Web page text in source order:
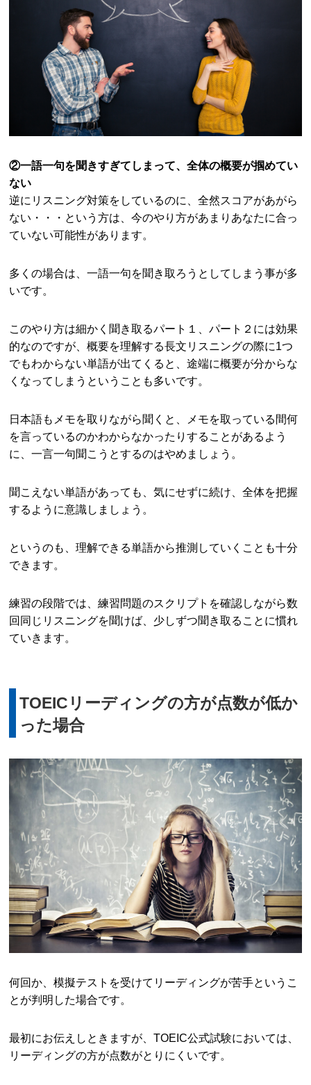
②一語一句を聞きすぎてしまって、全体の概要が掴めてい
ない
逆にリスニング対策をしているのに、全然スコアがあがら
ない・・・という方は、今のやり方があまりあなたに合っ
ていない可能性があります。
多くの場合は、一語一句を聞き取ろうとしてしまう事が多
いです。
このやり方は細かく聞き取るパート１、パート２には効果
的なのですが、概要を理解する長文リスニングの際に1つ
でもわからない単語が出てくると、途端に概要が分からな
くなってしまうということも多いです。
日本語もメモを取りながら聞くと、メモを取っている間何
を言っているのかわからなかったりすることがあるよう
に、一言一句聞こうとするのはやめましょう。
聞こえない単語があっても、気にせずに続け、全体を把握
するように意識しましょう。
というのも、理解できる単語から推測していくことも十分
できます。
練習の段階では、練習問題のスクリプトを確認しながら数
回同じリスニングを聞けば、少しずつ聞き取ることに慣れ
ていきます。
TOEICリーディングの方が点数が低か
った場合
何回か、模擬テストを受けてリーディングが苦手というこ
とが判明した場合です。
最初にお伝えしときますが、TOEIC公式試験においては、
リーディングの方が点数がとりにくいです。